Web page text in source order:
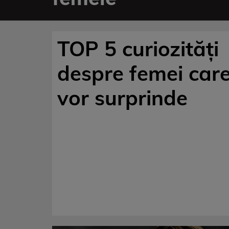
TOP 5 curiozități
despre femei
vor surprinde